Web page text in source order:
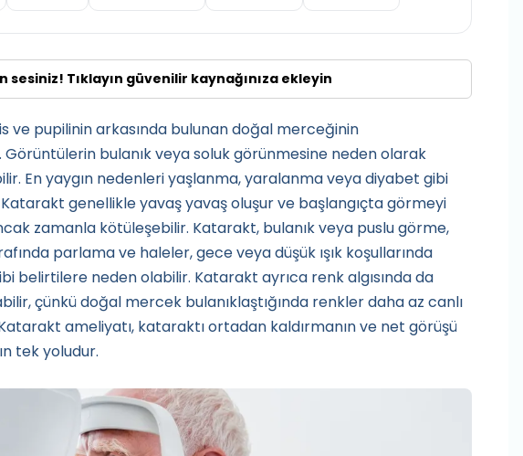
sesiniz! Tıklayın güvenilir kaynağınıza ekleyin
ve pupilinin arkasında bulunan doğal merceğinin
Görüntülerin bulanık veya soluk görünmesine neden olarak
En yaygın nedenleri yaşlanma, yaralanma veya diyabet gibi
Katarakt genellikle yavaş yavaş oluşur ve başlangıçta görmeyi
zamanla kötüleşebilir. Katarakt, bulanık veya puslu görme,
parlama ve haleler, gece veya düşük ışık koşullarında
belirtilere neden olabilir. Katarakt ayrıca renk algısında da
çünkü doğal mercek bulanıklaştığında renkler daha az canlı
ameliyatı, kataraktı ortadan kaldırmanın ve net görüşü
tek yoludur.